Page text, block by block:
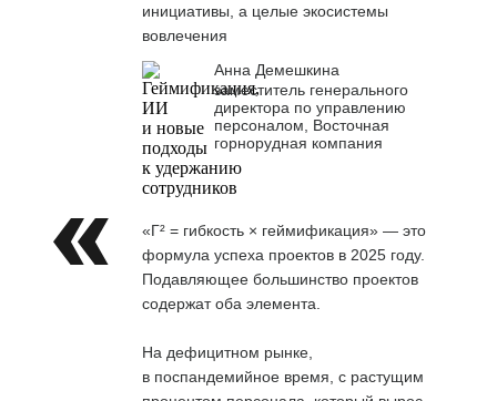
инициативы, а целые экосистемы
вовлечения
Анна Демешкина
заместитель генерального
директора по управлению
персоналом, Восточная
горнорудная компания
«Г² = гибкость × геймификация» — это
формула успеха проектов в 2025 году.
Подавляющее большинство проектов
содержат оба элемента.
На дефицитном рынке,
в поспандемийное время, с растущим